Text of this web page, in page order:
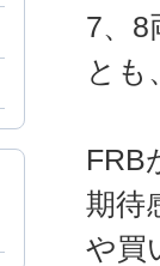
7、8
とも
FRB
期待
や買